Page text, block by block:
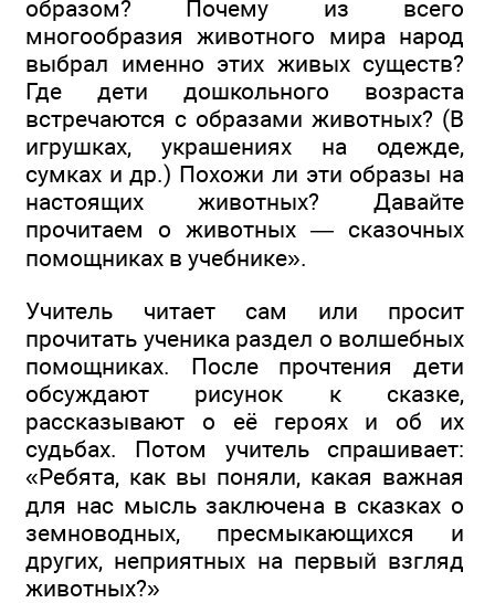
образом? Почему из всего
многообразия животного мира народ
выбрал именно этих живых существ?
Где дети дошкольного возраста
встречаются с образами животных? (В
игрушках, украшениях на одежде,
сумках и др.) Похожи ли эти образы на
настоящих животных? Давайте
прочитаем о животных — сказочных
помощниках в учебнике».
Учитель читает сам или просит
прочитать ученика раздел о волшебных
помощниках. После прочтения дети
обсуждают рисунок к сказке,
рассказывают о её героях и об их
судьбах. Потом учитель спрашивает:
«Ребята, как вы поняли, какая важная
для нас мысль заключена в сказках о
земноводных, пресмыкающихся и
других, неприятных на первый взгляд
животных?»